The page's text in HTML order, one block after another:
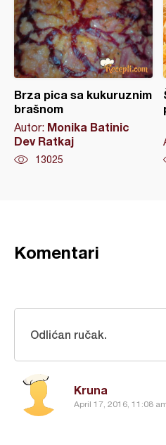
Brza pica sa kukuruznim
brašnom
Autor: Monika Batinic
Dev Ratkaj
13025
Komentari
Kruna
April 17, 2016, 11:08
Odlićan ručak.